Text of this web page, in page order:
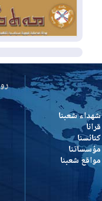
2026-08-02دمشق
أي هجوم من أراضي
المزيد
شهداء شعبنا
قرانا
كنائسنا
مؤسساتنا
مواقع شعبنا